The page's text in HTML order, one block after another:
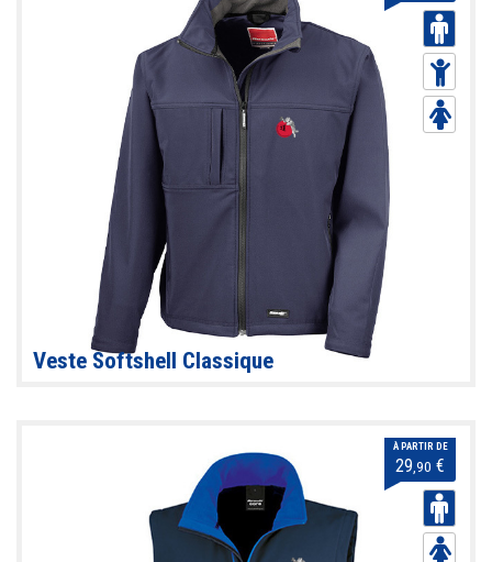
Veste Softshell Classique
À PARTIR DE
29 ,90 €